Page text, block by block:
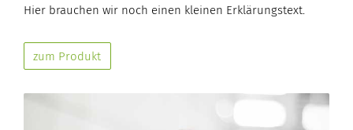
Hier brauchen wir noch einen kleinen Erklärungstext.
zum Produkt